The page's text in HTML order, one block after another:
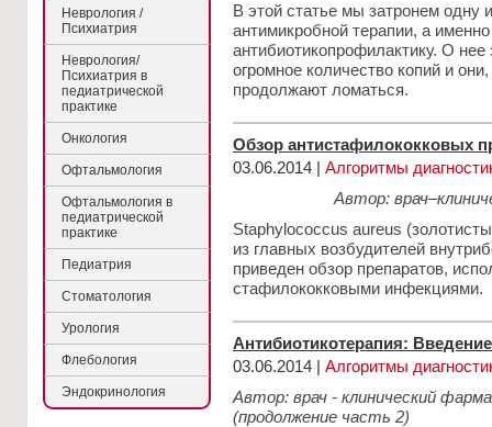
Неврология /
Психиатрия
Неврология/
Психиатрия в
педиатрической
практике
Онкология
Офтальмология
Офтальмология в
педиатрической
практике
Педиатрия
Стоматология
Урология
Флебология
Эндокринология
В этой статье мы затронем одну
антимикробной терапии, а
антибиотикопрофилактику. О
огромное количество копий и
продолжают ломаться.
Обзор антистафилококковых
03.06.2014 | Алгоритмы
Автор:
Staphylococcus aureus
из главных возбудителей
приведен обзор препаратов,
стафилококковыми инфекциями.
Антибиотикотерапия:
03.06.2014 | Алгоритмы
Автор: врач - клинический
(продолжение часть 2)